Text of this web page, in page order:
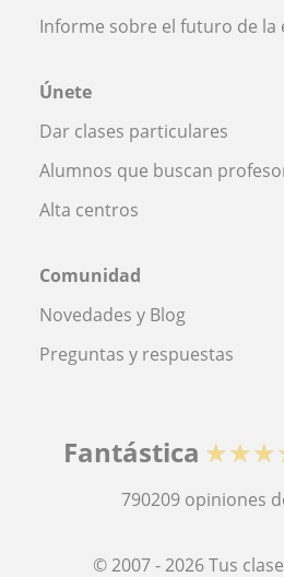
Informe sobre el futuro de la
Únete
Dar clases particulares
Alumnos que buscan
Alta centros
Comunidad
Novedades y Blog
Preguntas y respuestas
Fantástica
790209 opiniones
© 2007 - 2026 Tus